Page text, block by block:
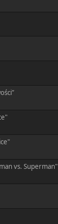
vs. Superman"